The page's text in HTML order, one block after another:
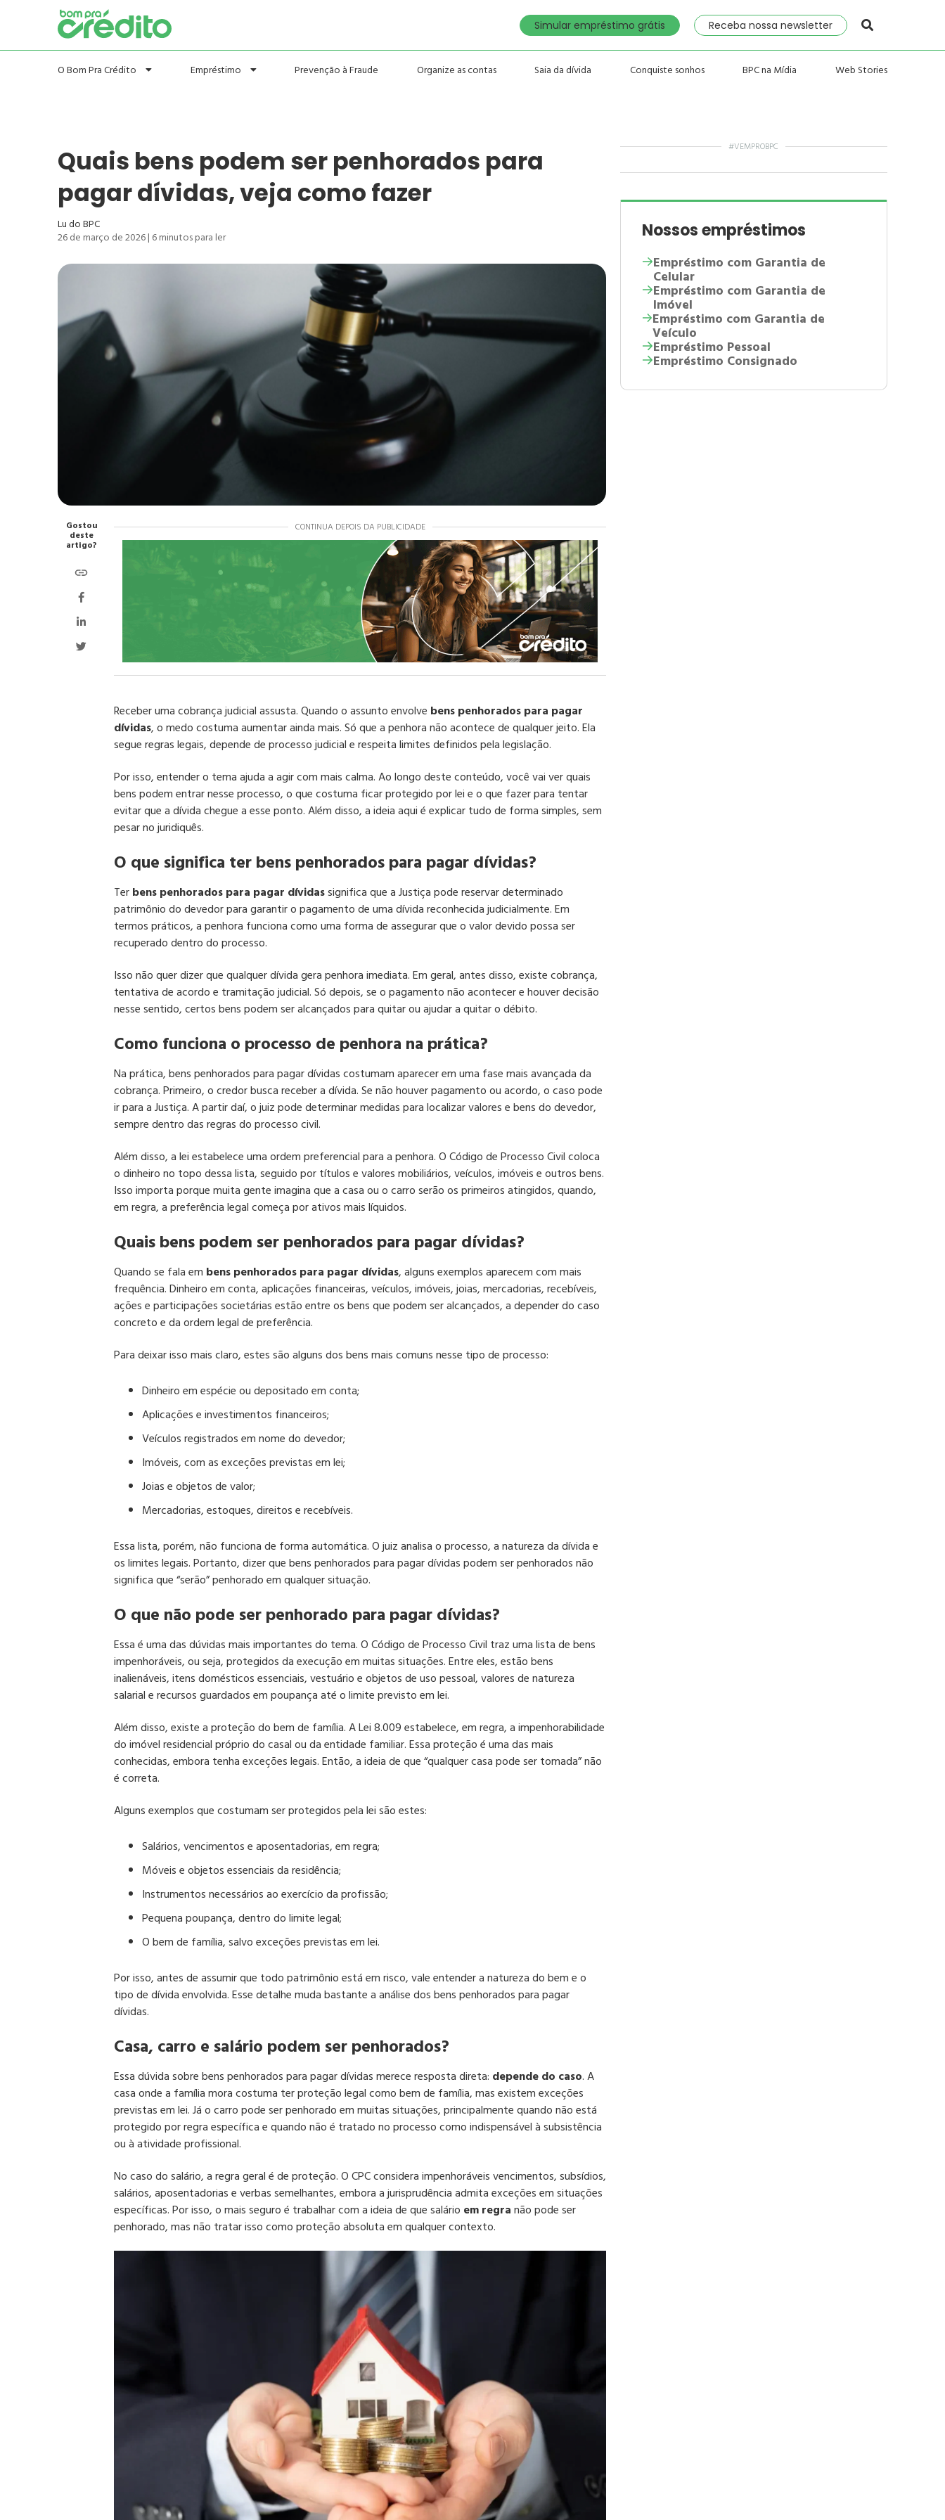
Simular empréstimo grátis Receba nossa newsletter
O Bom Pra Crédito Empréstimo Prevenção à Fraude Organize as contas Saia da dívida Conquiste sonhos BPC na Mídia Web Stories
Quais bens podem ser penhorados para
pagar dívidas, veja como fazer
Lu do BPC
26 de março de 2026| 6minutos para ler
CONTINUA DEPOIS DA PUBLICIDADE
Receber uma cobrança judicial assusta. Quando o assunto envolve bens penhorados para pagar
dívidas, o medo costuma aumentar ainda mais. Só que a penhora não acontece de qualquer jeito. Ela
segue regras legais, depende de processo judicial e respeita limites definidos pela legislação.
Por isso, entender o tema ajuda a agir com mais calma. Ao longo deste conteúdo, você vai ver quais
bens podem entrar nesse processo, o que costuma ficar protegido por lei e o que fazer para tentar
evitar que a dívida chegue a esse ponto. Além disso, a ideia aqui é explicar tudo de forma simples, sem
pesar no juridiquês.
O que significa ter bens penhorados para pagar dívidas?
Terbens penhorados para pagar dívidassignifica que a Justiça pode reservar determinado
patrimônio do devedor para garantir o pagamento de uma dívida reconhecida judicialmente. Em
termos práticos, a penhora funciona como uma forma de assegurar que o valor devido possa ser
recuperado dentro do processo.
Isso não quer dizer que qualquer dívida gera penhora imediata. Em geral, antes disso, existe cobrança,
tentativa de acordo e tramitação judicial. Só depois, se o pagamento não acontecer e houver decisão
nesse sentido, certos bens podem ser alcançados para quitar ou ajudar a quitar o débito.
Como funciona o processo de penhora na prática?
Na prática, bens penhorados para pagar dívidas costumam aparecer em uma fase mais avançada da
cobrança. Primeiro, o credor busca receber a dívida. Se não houver pagamento ou acordo, o caso pode
ir para a Justiça. A partir daí, o juiz pode determinar medidas para localizar valores e bens do devedor,
sempre dentro das regras do processo civil.
Além disso, a lei estabelece uma ordem preferencial para a penhora. O Código de Processo Civil coloca
o dinheiro no topo dessa lista, seguido por títulos e valores mobiliários, veículos, imóveis e outros bens.
Isso importa porque muita gente imagina que a casa ou o carro serão os primeiros atingidos, quando,
em regra, a preferência legal começa por ativos mais líquidos.
Quais bens podem ser penhorados para pagar dívidas?
Quando se fala em bens penhorados para pagar dívidas, alguns exemplos aparecem com mais
frequência. Dinheiro em conta, aplicações financeiras, veículos, imóveis, joias, mercadorias, recebíveis,
ações e participações societárias estão entre os bens que podem ser alcançados, a depender do caso
concreto e da ordem legal de preferência.
Para deixar isso mais claro, estes são alguns dos bens mais comuns nesse tipo de processo:
Dinheiro em espécie ou depositado em conta;
Aplicações e investimentos financeiros;
Veículos registrados em nome do devedor;
Imóveis, com as exceções previstas em lei;
Joias e objetos de valor;
Mercadorias, estoques, direitos e recebíveis.
Essa lista, porém, não funciona de forma automática. O juiz analisa o processo, a natureza da dívida e
os limites legais. Portanto, dizer que bens penhorados para pagar dívidas podem ser penhorados não
significa que “serão” penhorado em qualquer situação.
O que não pode ser penhorado para pagar dívidas?
Essa é uma das dúvidas mais importantes do tema. O Código de Processo Civil traz uma lista de bens
impenhoráveis, ou seja, protegidos da execução em muitas situações. Entre eles, estão bens
inalienáveis, itens domésticos essenciais, vestuário e objetos de uso pessoal, valores de natureza
salarial e recursos guardados em poupança até o limite previsto em lei.
Além disso, existe a proteção do bem de família. A Lei 8.009 estabelece, em regra, a impenhorabilidade
do imóvel residencial próprio do casal ou da entidade familiar. Essa proteção é uma das mais
conhecidas, embora tenha exceções legais. Então, a ideia de que “qualquer casa pode ser tomada” não
é correta.
Alguns exemplos que costumam ser protegidos pela lei são estes:
Salários, vencimentos e aposentadorias, em regra;
Móveis e objetos essenciais da residência;
Instrumentos necessários ao exercício da profissão;
Pequena poupança, dentro do limite legal;
O bem de família, salvo exceções previstas em lei.
Por isso, antes de assumir que todo patrimônio está em risco, vale entender a natureza do bem e o
tipo de dívida envolvida. Esse detalhe muda bastante a análise dos bens penhorados para pagar
dívidas.
Casa, carro e salário podem ser penhorados?
Essa dúvida sobre bens penhorados para pagar dívidas merece resposta direta: depende do caso. A
casa onde a família mora costuma ter proteção legal como bem de família, mas existem exceções
previstas em lei. Já o carro pode ser penhorado em muitas situações, principalmente quando não está
protegido por regra específica e quando não é tratado no processo como indispensável à subsistência
ou à atividade profissional.
No caso do salário, a regra geral é de proteção. O CPC considera impenhoráveis vencimentos, subsídios,
salários, aposentadorias e verbas semelhantes, embora a jurisprudência admita exceções em situações
específicas. Por isso, o mais seguro é trabalhar com a ideia de que salário em regranão pode ser
penhorado, mas não tratar isso como proteção absoluta em qualquer contexto.
Gostou
deste
artigo?
#VEMPROBPC
Nossos empréstimos
Empréstimo com Garantia de
Celular
Empréstimo com Garantia de
Imóvel
Empréstimo com Garantia de
Veículo
Empréstimo Pessoal
Empréstimo Consignado